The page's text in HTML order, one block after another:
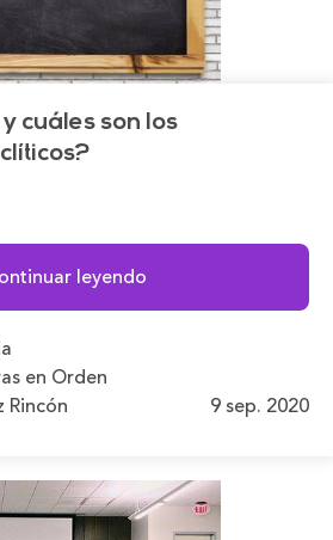
cuáles son los
leyendo
en Orden
Rincón
9 sep. 2020